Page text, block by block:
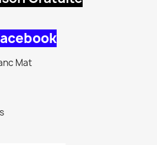
Mat